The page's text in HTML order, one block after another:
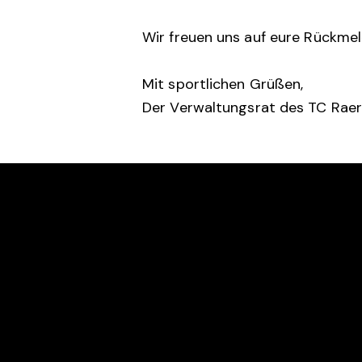
Wir freuen uns auf eure
Mit sportlichen Grüßen,
Der Verwaltungsrat des TC